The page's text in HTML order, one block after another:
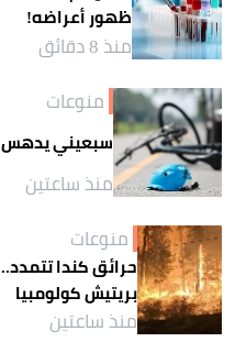
ظهور أعراضه!
منذ 8 دقائق
منوعات
سبعيني يدهس 4 دراجين مرتين في إيطاليا
منذ ساعتين
منوعات
بريتيش كولومبيا
منذ ساعتين